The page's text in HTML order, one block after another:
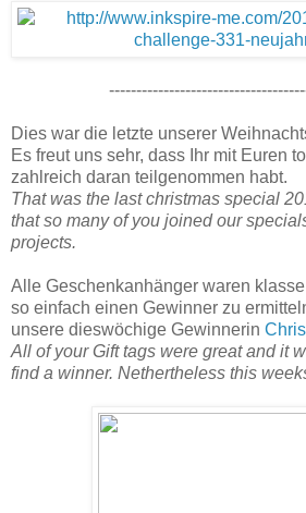
Dies war die letzte unserer
Es freut uns sehr, dass Ihr mit Euren
zahlreich daran teilgenommen habt.
That was the last christmas special
that so many of you joined our
projects.
Alle Geschenkanhänger waren
so einfach einen Gewinner zu
unsere dieswöchige Gewinnerin
All of your Gift tags were great and it
find a winner. Nethertheless this